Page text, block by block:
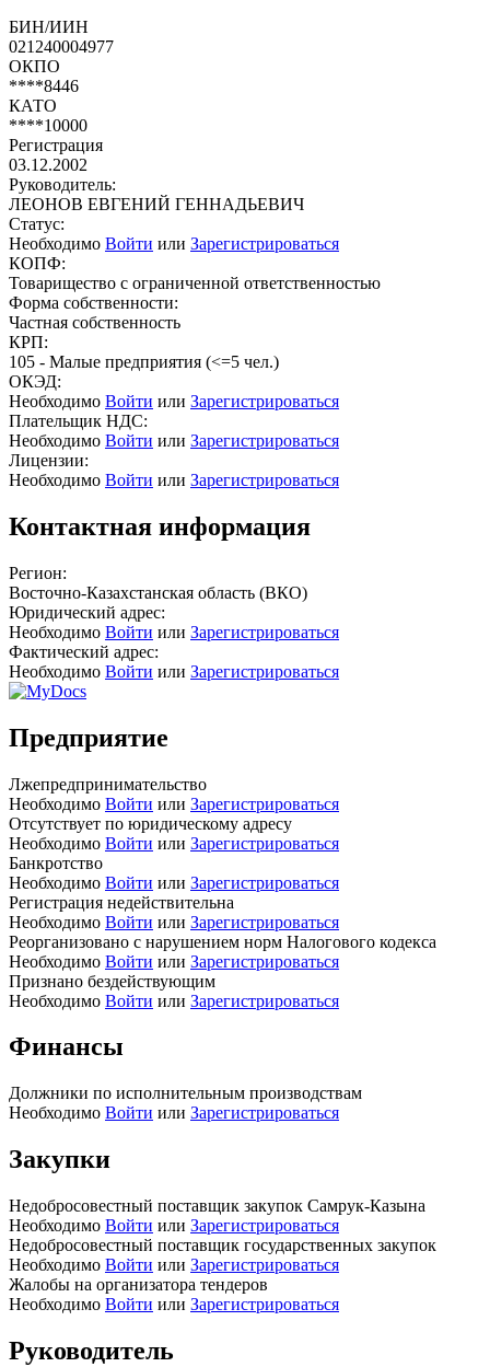
БИН/ИИН
021240004977
ОКПО
****8446
КАТО
****10000
Регистрация
03.12.2002
Руководитель:
ЛЕОНОВ ЕВГЕНИЙ ГЕННАДЬЕВИЧ
Статус:
Необходимо Войти или Зарегистрироваться
КОПФ:
Товарищество с ограниченной ответственностью
Форма собственности:
Частная собственность
КРП:
105 - Малые предприятия (<=5 чел.)
ОКЭД:
Необходимо Войти или Зарегистрироваться
Плательщик НДС:
Необходимо Войти или Зарегистрироваться
Лицензии:
Необходимо Войти или Зарегистрироваться
Контактная информация
Регион:
Восточно-Казахстанская область (ВКО)
Юридический адрес:
Необходимо Войти или Зарегистрироваться
Фактический адрес:
Необходимо Войти или Зарегистрироваться
Предприятие
Лжепредпринимательство
Необходимо Войти или Зарегистрироваться
Отсутствует по юридическому адресу
Необходимо Войти или Зарегистрироваться
Банкротство
Необходимо Войти или Зарегистрироваться
Регистрация недействительна
Необходимо Войти или Зарегистрироваться
Реорганизовано с нарушением норм Налогового кодекса
Необходимо Войти или Зарегистрироваться
Признано бездействующим
Необходимо Войти или Зарегистрироваться
Финансы
Должники по исполнительным производствам
Необходимо Войти или Зарегистрироваться
Закупки
Недобросовестный поставщик закупок Самрук-Казына
Необходимо Войти или Зарегистрироваться
Недобросовестный поставщик государственных закупок
Необходимо Войти или Зарегистрироваться
Жалобы на организатора тендеров
Необходимо Войти или Зарегистрироваться
Руководитель